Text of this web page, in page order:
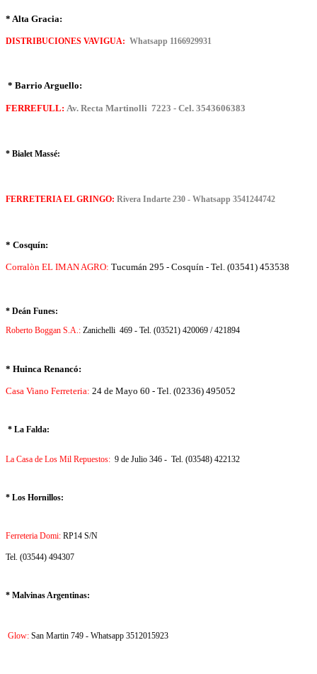
* Alta Gracia:
DISTRIBUCIONES VAVIGUA: Whatsapp 1166929931
* Barrio Arguello:
FERREFULL: Av. Recta Martinolli 7223 - Cel. 3543606383
* Bialet Massé:
FERRETERIA EL GRINGO: Rivera Indarte 230 - Whatsapp 3541244742
* Cosquín:
Corralòn EL IMAN AGRO: Tucumán 295 - Cosquín - Tel. (03541) 453538
* Deán Funes:
Roberto Boggan S.A.: Zanichelli 469 - Tel. (03521) 420069 / 421894
* Huinca Renancó:
Casa Viano Ferreteria: 24 de Mayo 60 - Tel. (02336) 495052
* La Falda:
La Casa de Los Mil Repuestos: 9 de Julio 346 - Tel. (03548) 422132
* Los Hornillos:
Ferreteria Domi: RP14 S/N
Tel. (03544) 494307
* Malvinas Argentinas:
Glow: San Martin 749 - Whatsapp 3512015923